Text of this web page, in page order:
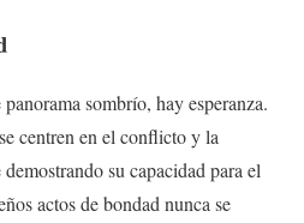
sombrío, hay esperanza.
centren en el conflicto y la
su capacidad para el
actos de bondad nunca se